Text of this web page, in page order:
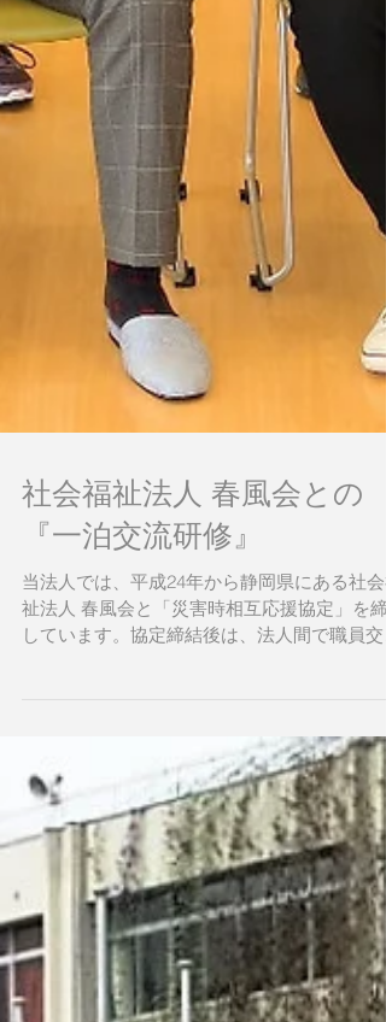
当法人では、平成24年から静岡県にある社会
祉法人 春風会と「災害時相互応援協定」を締
しています。協定締結後は、法人間で職員交
や研修などを重ねてきました。 法人設立時期
同じくする春風会とは、創設者同士の親交が
り、「処遇の向上を目指して」「福祉の心を
切に」等、共通す...